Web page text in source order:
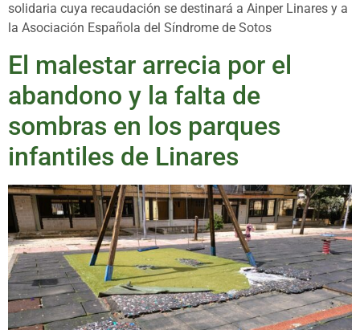
solidaria cuya recaudación se destinará a Ainper Linares y a
la Asociación Española del Síndrome de Sotos
El malestar arrecia por el
abandono y la falta de
sombras en los parques
infantiles de Linares